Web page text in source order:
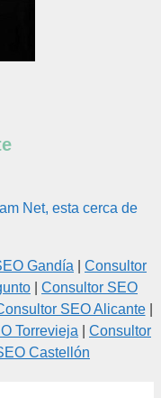
Net, esta cerca de
Gandía
Consultor
Consultor SEO
SEO Alicante|
Torrevieja
Consultor
Castellón